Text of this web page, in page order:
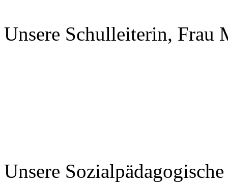
Unsere Schulleiterin, Frau
Unsere